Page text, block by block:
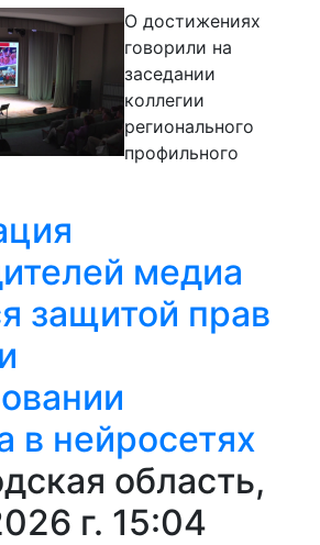
О достижениях
говорили на
заседании
коллегии
регионального
профильного
медиа
защитой прав
в нейросетях
область,
г. 15:04